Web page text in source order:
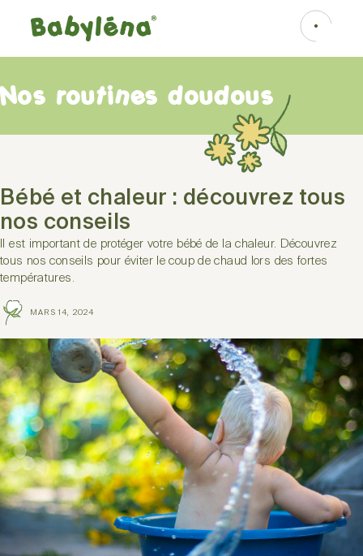
Nos routines doudous
Bébé et chaleur : découvrez tous
nos conseils
Il est important de protéger votre bébé de la chaleur. Découvrez
tous nos conseils pour éviter le coup de chaud lors des fortes
températures.
MARS 14, 2024